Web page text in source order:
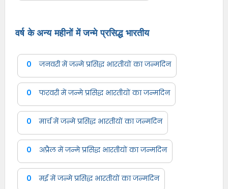
वर्ष के अन्य महीनों में जन्मे प्रसिद्ध भारतीय
0 जनवरी में जन्मे प्रसिद्ध भारतीयों का जन्मदिन
0 फरवरी में जन्मे प्रसिद्ध भारतीयों का जन्मदिन
0 मार्च में जन्मे प्रसिद्ध भारतीयों का जन्मदिन
0 अप्रैल में जन्मे प्रसिद्ध भारतीयों का जन्मदिन
0 मई में जन्मे प्रसिद्ध भारतीयों का जन्मदिन